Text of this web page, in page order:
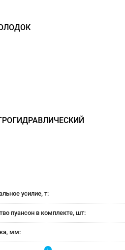
усилие, т:
пуансон в комплекте, шт:
мм: